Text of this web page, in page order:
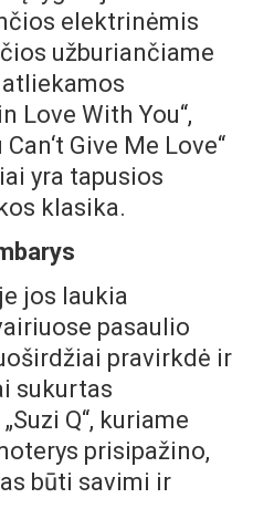
elektrinėmis
užburiančiame
in Love With You“,
Can‘t Give Me Love“
yra tapusios
klasika.
jos laukia
pasaulio
pravirkdė ir
sukurtas
Q“, kuriame
prisipažino,
būti savimi ir